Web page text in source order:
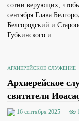
сотни верующих,
сентября Глава
Белгородский и
Губкинского и...
АРХИЕРЕЙСКОЕ СЛУЖЕНИЕ
Архиерейское
святителя
16 сентября 2025